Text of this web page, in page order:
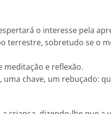
o interesse pela
terrestre, sobretudo se o
e reflexão.
chave, um rebuçado: